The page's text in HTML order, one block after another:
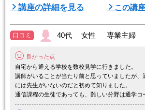
【日時詳細】
通学講座 ※各校舎とも自由に振替が可能です
（※校舎により曜日が変わります）
★土曜コース
講座の詳細を見る この講
口コミ 40代 女性 専業主婦
良かった点
自宅から通える学校を数校見学に行きました。
講師がいることが当たり前と思っていましたが、
には先生がいないのだと初めて知りました。
通信課程の生徒であっても、難しい分野は通学コ